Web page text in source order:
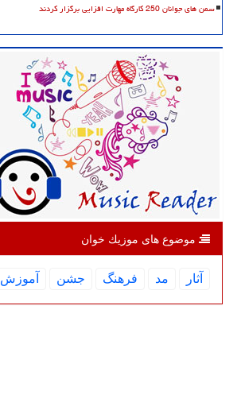
سمن های جوانان 250 کارگاه مهارت افزایی برگزار کردند
موضوع های موزیك خوان
آثار مد فرهنگ جشن آموزش